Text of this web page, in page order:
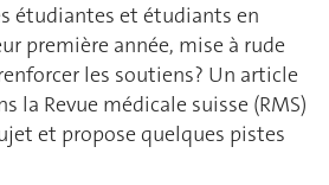
étudiantes et étudiants en
première année, mise à rude
les soutiens? Un article
la Revue médicale suisse (RMS)
et propose quelques pistes